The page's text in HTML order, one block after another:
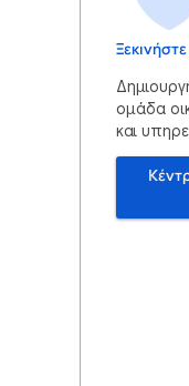
ομάδα
και